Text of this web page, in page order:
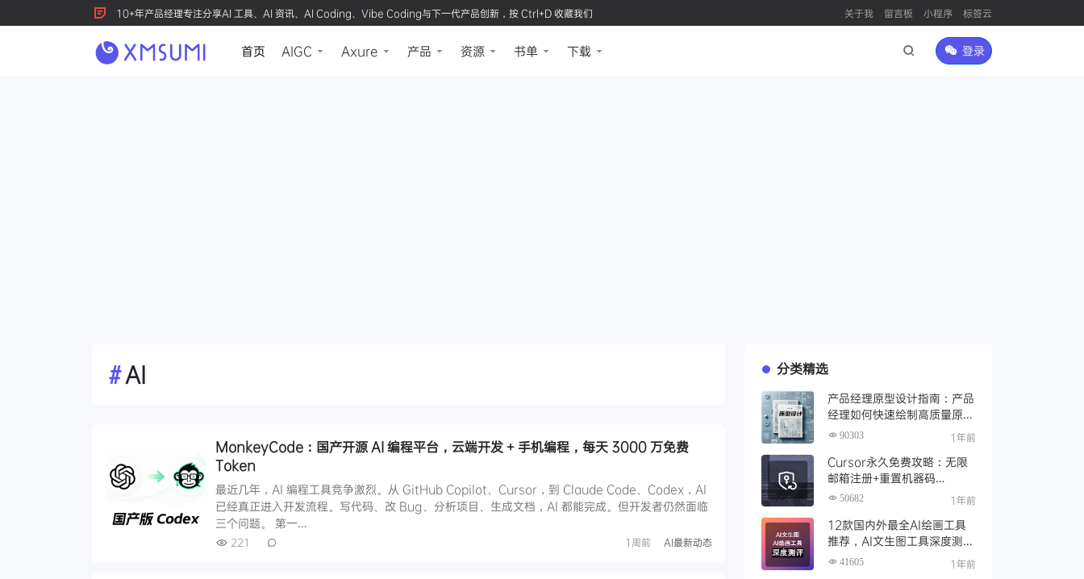
10+年产品经理专注分享AI 工具、AI 资讯、AI Coding、Vibe Coding与下一代产品创新，按 Ctrl+D 收藏我们 关于我 留言板 小程序 标签云
首页 AIGC Axure 产品 资源 书单 下载 登录
#AI
MonkeyCode：国产开源 AI 编程平台，云端开发 + 手机编程，每天 3000 万免费
Token
最近几年，AI 编程工具竞争激烈。从 GitHub Copilot、Cursor，到 Claude Code、Codex，AI
已经真正进入开发流程。写代码、改 Bug、分析项目、生成文档，AI 都能完成。但开发者仍然面临
三个问题。 第一…
221 1周前 AI最新动态
分类精选
产品经理原型设计指南：产品
经理如何快速绘制高质量原
型？（附步骤与资源）
90303 1年前
Cursor永久免费攻略：无限
邮箱注册+重置机器码
+Cursor试用期重置工具实现
50682 1年前
12款国内外最全AI绘画工具
推荐，AI文生图工具深度测评
与场景化对比
41605 1年前